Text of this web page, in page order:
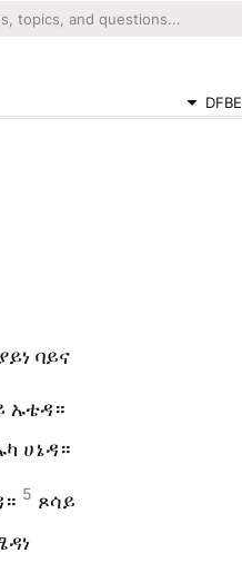
DFBE
ባይና
ኡቴዳ።
ሀኔዳ።
5 ጾሳይ